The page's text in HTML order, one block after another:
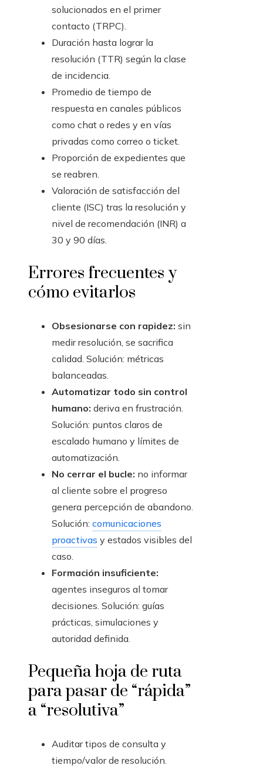
solucionados en el primer
contacto (TRPC).
Duración hasta lograr la
resolución (TTR) según la clase
de incidencia.
Promedio de tiempo de
respuesta en canales públicos
como chat o redes y en vías
privadas como correo o ticket.
Proporción de expedientes que
se reabren.
Valoración de satisfacción del
cliente (ISC) tras la resolución y
nivel de recomendación (INR) a
30 y 90 días.
Errores frecuentes y
cómo evitarlos
Obsesionarse con rapidez: sin
medir resolución, se sacrifica
calidad. Solución: métricas
balanceadas.
Automatizar todo sin control
humano: deriva en frustración.
Solución: puntos claros de
escalado humano y límites de
automatización.
No cerrar el bucle: no informar
al cliente sobre el progreso
genera percepción de abandono.
Solución: comunicaciones
proactivas y estados visibles del
caso.
Formación insuficiente:
agentes inseguros al tomar
decisiones. Solución: guías
prácticas, simulaciones y
autoridad definida.
Pequeña hoja de ruta
para pasar de “rápida”
a “resolutiva”
Auditar tipos de consulta y
tiempo/valor de resolución.